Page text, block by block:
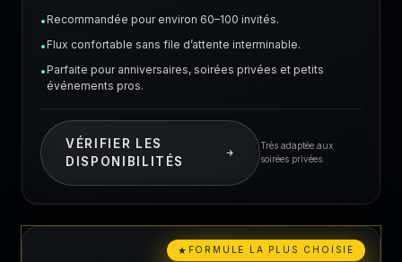
•Recommandée pour environ 60–100 invités.
•Flux confortable sans file d’attente interminable.
•Parfaite pour anniversaires, soirées privées et petits
événements pros.
VÉRIFIER LES
DISPONIBILITÉS
Très adaptée aux
soirées privées.
★ FORMULE LA PLUS CHOISIE